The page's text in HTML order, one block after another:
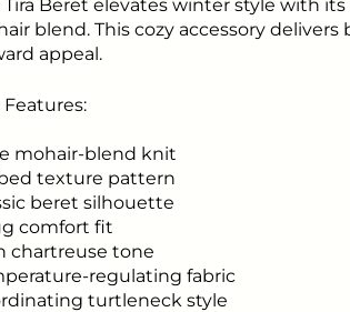
Tira Beret elevates winter style with
blend. This cozy accessory
appeal.
Features:
mohair-blend knit
texture pattern
beret silhouette
comfort fit
chartreuse tone
regulating fabric
turtleneck style